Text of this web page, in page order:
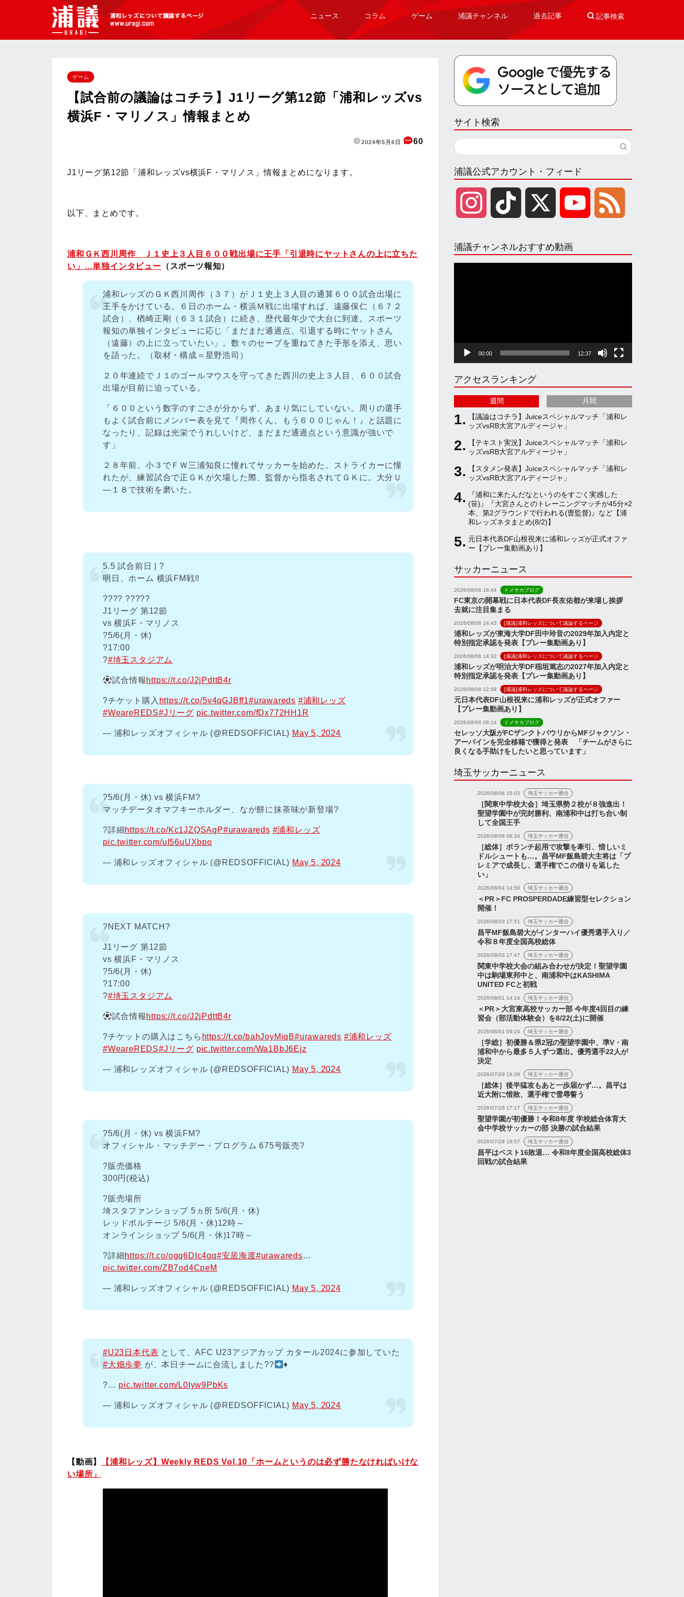
[浦議]浦和レッズについて議論するペ
ニュース コラム ゲーム 浦議チャンネル 過去記事  記事検索
ゲーム
【試合前の議論はコチラ】J1リーグ第12節「浦和レッズvs
横浜F・マリノス」情報まとめ
2024年5月6日 60
J1リーグ第12節「浦和レッズvs横浜F・マリノス」情報まとめになります。
以下、まとめです。
浦和ＧＫ西川周作 Ｊ１史上３人目６００戦出場に王手「引退時にヤットさんの上に立ちた
い」…単独インタビュー （スポーツ報知）
浦和レッズのＧＫ西川周作（３７）がＪ１史上３人目の通算６００試合出場に
王手をかけている。６日のホーム・横浜Ｍ戦に出場すれば、遠藤保仁（６７２
試合）、楢崎正剛（６３１試合）に続き、歴代最年少で大台に到達。スポーツ
報知の単独インタビューに応じ「まだまだ通過点。引退する時にヤットさん
（遠藤）の上に立っていたい」。数々のセーブを重ねてきた手形を添え、思い
を語った。（取材・構成＝星野浩司）
２０年連続でＪ１のゴールマウスを守ってきた西川の史上３人目、６００試合
出場が目前に迫っている。
「６００という数字のすごさが分からず、あまり気にしていない。周りの選手
もよく試合前にメンバー表を見て『周作くん、もう６００じゃん！』と話題に
なったり、記録は光栄でうれしいけど、まだまだ通過点という意識が強いで
す」
２８年前、小３でＦＷ三浦知良に憧れてサッカーを始めた。ストライカーに憧
れたが、練習試合で正ＧＫが欠場した際、監督から指名されてＧＫに。大分Ｕ
―１８で技術を磨いた。
5.5 試合前日 | ?
明日、ホーム 横浜FM戦!!
???? ?????
J1リーグ 第12節
vs 横浜F・マリノス
?️5/6(月・休)
?17:00
?#埼玉スタジアム
試合情報 https://t.co/J2jPdttB4r
?️チケット購入 https://t.co/5v4qGJBff1#urawareds #浦和レッズ
#WeareREDS#Jリーグ pic.twitter.com/fDx772HH1R
— 浦和レッズオフィシャル (@REDSOFFICIAL) May 5, 2024
?5/6(月・休) vs 横浜FM?
マッチデータオマフキーホルダー、なが餅に抹茶味が新登場?
?詳細https://t.co/Kc1JZQSAgP#urawareds #浦和レッズ
pic.twitter.com/uI56uUXbpo
— 浦和レッズオフィシャル (@REDSOFFICIAL) May 5, 2024
?NEXT MATCH?
J1リーグ 第12節
vs 横浜F・マリノス
?️5/6(月・休)
?17:00
?#埼玉スタジアム
試合情報 https://t.co/J2jPdttB4r
?️チケットの購入はこちら https://t.co/bahJoyMiqB#urawareds #浦和レッズ
#WeareREDS#Jリーグ pic.twitter.com/Wa1BbJ6Ejz
— 浦和レッズオフィシャル (@REDSOFFICIAL) May 5, 2024
?5/6(月・休) vs 横浜FM?
オフィシャル・マッチデー・プログラム 675号販売?
?販売価格
300円(税込)
?販売場所
埼スタファンショップ 5ヵ所 5/6(月・休)
レッドボルテージ 5/6(月・休)12時～
オンラインショップ 5/6(月・休)17時～
?詳細https://t.co/ogq6DIc4gq#安居海渡#urawareds…
pic.twitter.com/ZB7od4CpeM
— 浦和レッズオフィシャル (@REDSOFFICIAL) May 5, 2024
#U23日本代表 として、AFC U23アジアカップ カタール2024に参加していた
#大畑歩夢 が、本日チームに合流しました?? ♦️
?️… pic.twitter.com/L0Iyw9PbKs
— 浦和レッズオフィシャル (@REDSOFFICIAL) May 5, 2024
【動画】
【浦和レッズ】Weekly REDS Vol.10「ホームというのは必ず勝たなければいけな
い場所」
サイト検索
浦議公式アカウント・フィード
s
g
r
a
m
k
k
u
b
e
C
h
n
n
l
e
浦議チャンネルおすすめ動画
00:00 12:37
アクセスランキング
週間 月間
【議論はコチラ】Juiceスペシャルマッチ「浦和レ
ッズvsRB大宮アルディージャ」
【テキスト実況】Juiceスペシャルマッチ「浦和レ
ッズvsRB大宮アルディージャ」
【スタメン発表】Juiceスペシャルマッチ「浦和レ
ッズvsRB大宮アルディージャ」
『浦和に来たんだなというのをすごく実感した
(笹)』『大宮さんとのトレーニングマッチが45分×2
本、第2グラウンドで行われる(曺監督)』など【浦
和レッズネタまとめ(8/2)】
元日本代表DF山根視来に浦和レッズが正式オファ
ー【プレー集動画あり】
サッカーニュース
2026/08/06 18:44 ドメサカブログ
FC東京の開幕戦に日本代表DF長友佑都が来場し挨拶
去就に注目集まる
2026/08/06 14:43 [浦議]浦和レッズについて議論するページ
浦和レッズが東海大学DF田中玲音の2029年加入内定と
特別指定承認を発表【プレー集動画あり】
2026/08/06 14:32 [浦議]浦和レッズについて議論するページ
浦和レッズが明治大学DF稲垣篤志の2027年加入内定と
特別指定承認を発表【プレー集動画あり】
2026/08/06 12:58 [浦議]浦和レッズについて議論するページ
元日本代表DF山根視来に浦和レッズが正式オファー
【プレー集動画あり】
2026/08/06 08:14 ドメサカブログ
セレッソ大阪がFCザンクトパウリからMFジャクソン・
アーバインを完全移籍で獲得と発表 「チームがさらに
良くなる手助けをしたいと思っています」
埼玉サッカーニュース
2026/08/06 15:03 埼玉サッカー通信
［関東中学校大会］埼玉県勢２校が８強進出！
聖望学園中が完封勝利、南浦和中は打ち合い制
して全国王手
2026/08/06 08:34 埼玉サッカー通信
［総体］ボランチ起用で攻撃を牽引、惜しいミ
ドルシュートも…。昌平MF飯島碧大主将は「プ
レミアで成長し、選手権でこの借りを返した
い」
2026/08/04 14:56 埼玉サッカー通信
＜PR＞FC PROSPERDADE練習型セレクション
開催！
2026/08/03 17:51 埼玉サッカー通信
昌平MF飯島碧大がインターハイ優秀選手入り／
令和８年度全国高校総体
2026/08/03 17:47 埼玉サッカー通信
関東中学校大会の組み合わせが決定！聖望学園
中は駒場東邦中と、南浦和中はKASHIMA
UNITED FCと初戦
2026/08/01 14:14 埼玉サッカー通信
＜PR＞大宮東高校サッカー部 今年度4回目の練
習会（部活動体験会）を8/22(土)に開催
2026/08/01 09:24 埼玉サッカー通信
［学総］初優勝＆県2冠の聖望学園中、準V・南
浦和中から最多５人ずつ選出。優秀選手22人が
決定
2026/07/29 19:39 埼玉サッカー通信
［総体］後半猛攻もあと一歩届かず…。昌平は
近大附に惜敗、選手権で雪辱誓う
2026/07/28 17:17 埼玉サッカー通信
聖望学園が初優勝！令和8年度 学校総合体育大
会中学校サッカーの部 決勝の試合結果
2026/07/28 16:57 埼玉サッカー通信
昌平はベスト16敗退… 令和8年度全国高校総体3
回戦の試合結果